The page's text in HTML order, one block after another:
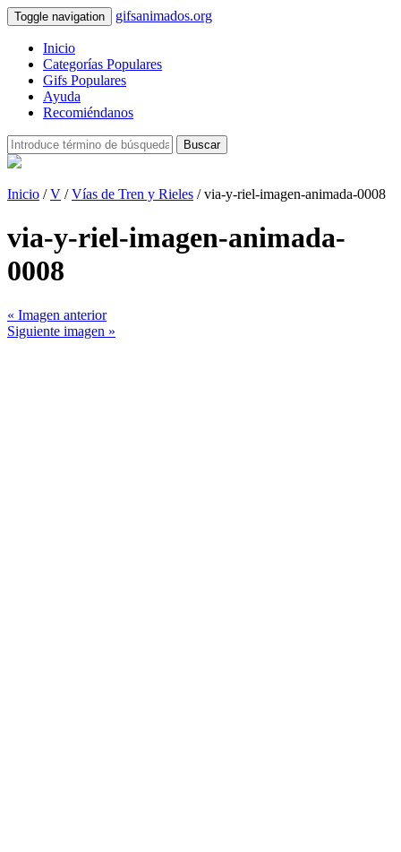
Toggle navigation gifsanimados.org
Inicio
Categorías Populares
Gifs Populares
Ayuda
Recomiéndanos
Buscar
Inicio /V /Vías de Tren y Rieles / via-y-riel-imagen-animada-0008
via-y-riel-imagen-animada-
0008
« Imagen anterior
Siguiente imagen »